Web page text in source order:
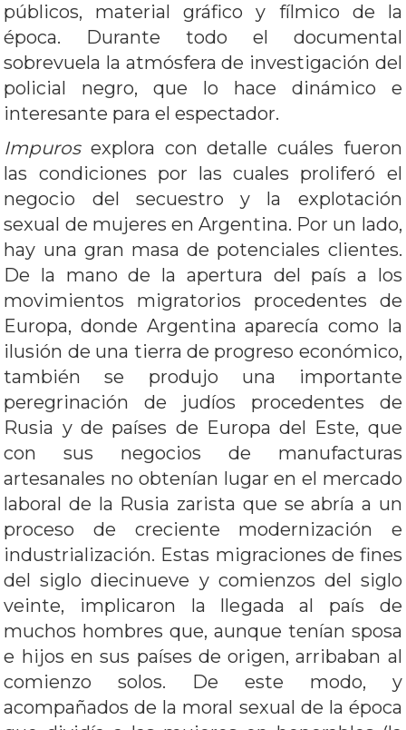
públicos, material gráfico y fílmico de la
época. Durante todo el documental
sobrevuela la atmósfera de investigación del
policial negro, que lo hace dinámico e
interesante para el espectador.
Impurosexplora con detalle cuáles fueron
las condiciones por las cuales proliferó el
negocio del secuestro y la explotación
sexual de mujeres en Argentina. Por un lado,
hay una gran masa de potenciales clientes.
De la mano de la apertura del país a los
movimientos migratorios procedentes de
Europa, donde Argentina aparecía como la
ilusión de una tierra de progreso económico,
también se produjo una importante
peregrinación de judíos procedentes de
Rusia y de países de Europa del Este, que
con sus negocios de manufacturas
artesanales no obtenían lugar en el mercado
laboral de la Rusia zarista que se abría a un
proceso de creciente modernización e
industrialización. Estas migraciones de fines
del siglo diecinueve y comienzos del siglo
veinte, implicaron la llegada al país de
muchos hombres que, aunque tenían sposa
e hijos en sus países de origen, arribaban al
comienzo solos. De este modo, y
acompañados de la moral sexual de la época